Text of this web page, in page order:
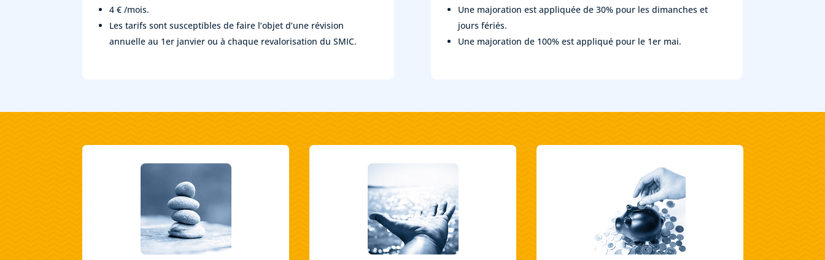
4 € /mois.
Les tarifs sont susceptibles de faire l’objet d’une révision
annuelle au 1er janvier ou à chaque revalorisation du SMIC.
Une majoration est appliquée de 30% pour les dimanches et
jours fériés.
Une majoration de 100% est appliqué pour le 1er mai.